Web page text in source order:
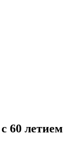
60 летием